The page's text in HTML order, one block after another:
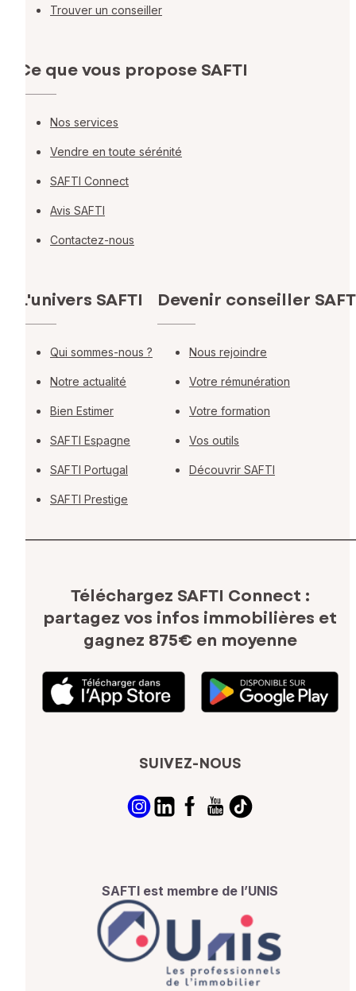
Trouver un conseiller
Ce que vous propose SAFTI
Nos services
Vendre en toute sérénité
SAFTI Connect
Avis SAFTI
Contactez-nous
L'univers SAFTI
Qui sommes-nous ?
Notre actualité
Bien Estimer
SAFTI Espagne
SAFTI Portugal
SAFTI Prestige
Devenir conseiller
Nous rejoindre
Votre rémunération
Votre formation
Vos outils
Découvrir SAFTI
Téléchargez SAFTI Connect :
partagez vos infos immobilières et
gagnez 875€ en moyenne
SUIVEZ-NOUS
SAFTI est membre de l’UNIS